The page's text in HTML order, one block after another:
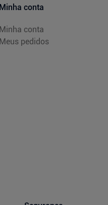
Minha conta
Minha conta
Meus pedidos